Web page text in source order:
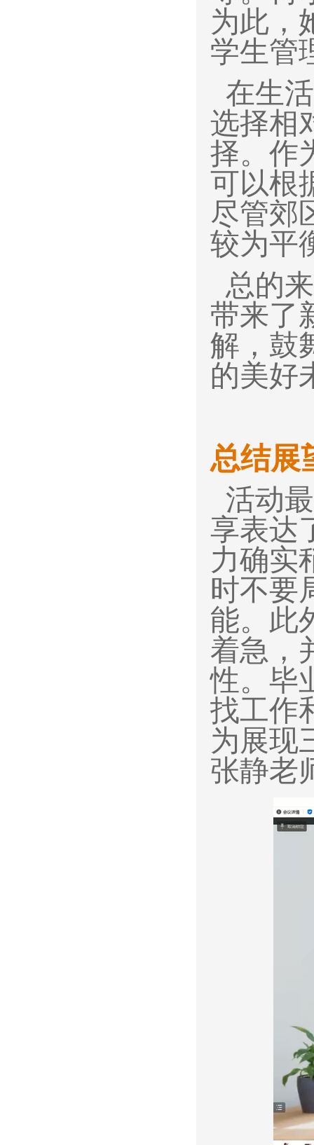
为此，
学生管
在生
选择相
择。作
可以根
尽管郊
较为平
总的
带来了
解，鼓
的美好
总结展
活动
享表达
力确实
时不要
能。此
着急，
性。毕
找工作
为展现
张静老